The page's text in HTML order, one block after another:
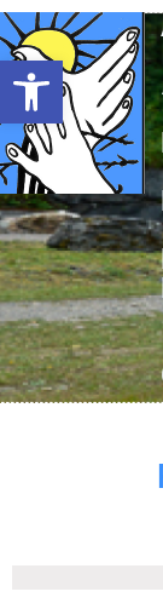
Ouvrir la barre d’outils